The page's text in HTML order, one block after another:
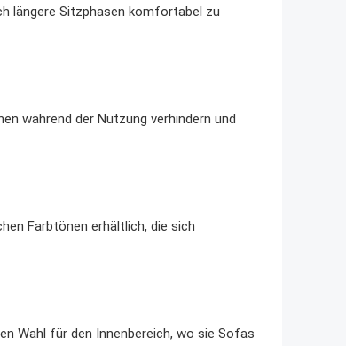
längere Sitzphasen komfortabel zu
während der Nutzung verhindern und
Farbtönen erhältlich, die sich
Wahl für den Innenbereich, wo sie Sofas